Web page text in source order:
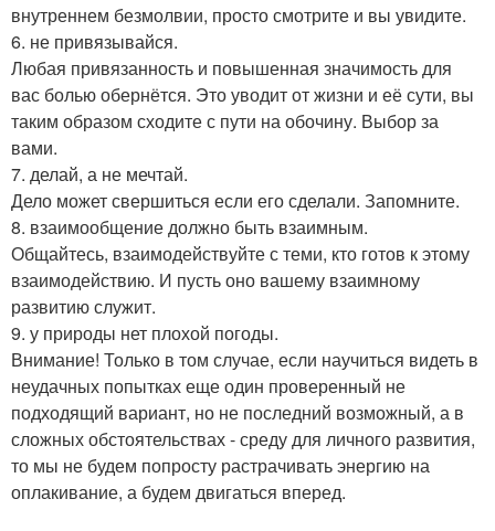
внутреннем безмолвии, просто смотрите и вы увидите.
6. не привязывайся.
Любая привязанность и повышенная значимость для
вас болью обернётся. Это уводит от жизни и её сути, вы
таким образом сходите с пути на обочину. Выбор за
вами.
7. делай, а не мечтай.
Дело может свершиться если его сделали. Запомните.
8. взаимообщение должно быть взаимным.
Общайтесь, взаимодействуйте с теми, кто готов к этому
взаимодействию. И пусть оно вашему взаимному
развитию служит.
9. у природы нет плохой погоды.
Внимание! Только в том случае, если научиться видеть в
неудачных попытках еще один проверенный не
подходящий вариант, но не последний возможный, а в
сложных обстоятельствах - среду для личного развития,
то мы не будем попросту растрачивать энергию на
оплакивание, а будем двигаться вперед.